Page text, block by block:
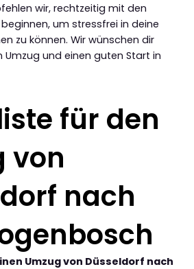
wir, rechtzeitig mit den
um stressfrei in deine
zu können. Wir wünschen dir
Umzug und einen guten Start in
für den
von
nach
Umzug von Düsseldorf nach